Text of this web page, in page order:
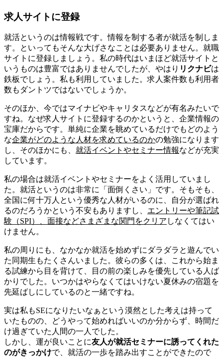
求人サイトに登録
就活というのは情報戦です。情報を制する者が就活を制しま
す。といってもそんな大げさなことは必要ありません。就職
サイトに登録しましょう。私の時代はいまほど就活サイトと
いうものは豊富ではありませんでしたが、やはり リクナビは
鉄板でしょう。私も利用していました。求人案件数も利用者
数もダントツではないでしょうか。
そのほか、今ではマイナビやキャリタスなどが有名みたいで
すね。なぜ求人サイトに登録するのかというと、企業情報の
宝庫だからです。単純に企業を眺めているだけでもどのよう
な企業がどのような人材を求めているのかの勉強になります
し、そのほかにも、 就活イベントやセミナー情報などが充実
しています。
私の場合は就活イベントやセミナーをよく活用していまし
た。就活というのは非常に「面倒くさい」です。そもそも、
全国に何十万人という優秀な人材がいるのに、自分が選ばれ
るのだろうかという不安もありますし、 エントリーや筆記試
験（SPI）、面接などさまざまな関門をクリア しなくてはい
けません。
私の周りにも、なかなか就活を始めずにダラダラと遊んでい
た同期生もたくさんいました。彼らの多くは、これから始ま
る試練から目を背けて、目の前の楽しみを優先している人ば
かりでした。いつかはやらなくてはいけない夏休みの宿題を
先延ばしにしているのと一緒ですね。
実は私もSEになりたいなぁという漠然とした考えは持って
いたものの、どうやって始めればいいのか分からず、時間だ
け過ぎていた人間の一人でした。
しかし、運が良いことに友人が就活セミナーに誘ってくれた
のがきっかけで、就活の一歩を踏み出すことができたので